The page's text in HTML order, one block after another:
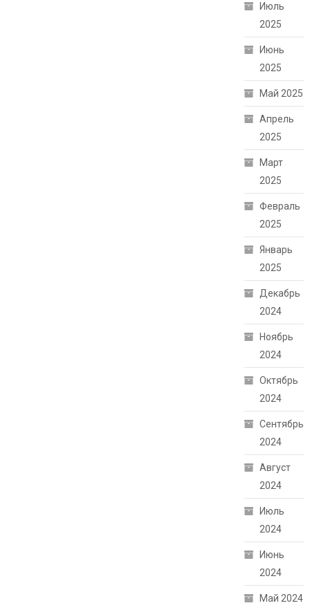
Июль
2025
Июнь
2025
Май 2025
Апрель
2025
Март
2025
Февраль
2025
Январь
2025
Декабрь
2024
Ноябрь
2024
Октябрь
2024
Сентябрь
2024
Август
2024
Июль
2024
Июнь
2024
Май 2024